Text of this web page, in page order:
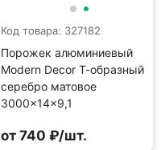
Код товара: 327182
Порожек алюминиевый
Modern Decor Т-образный
серебро матовое
3000×14×9,1
от 740 ₽/шт.